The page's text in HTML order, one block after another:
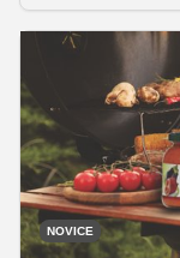
za dobrote, ki jih
opremili z
solate, ki bodo
zbranih še toliko
dodali tudi recept
lepinje.
NOVICE